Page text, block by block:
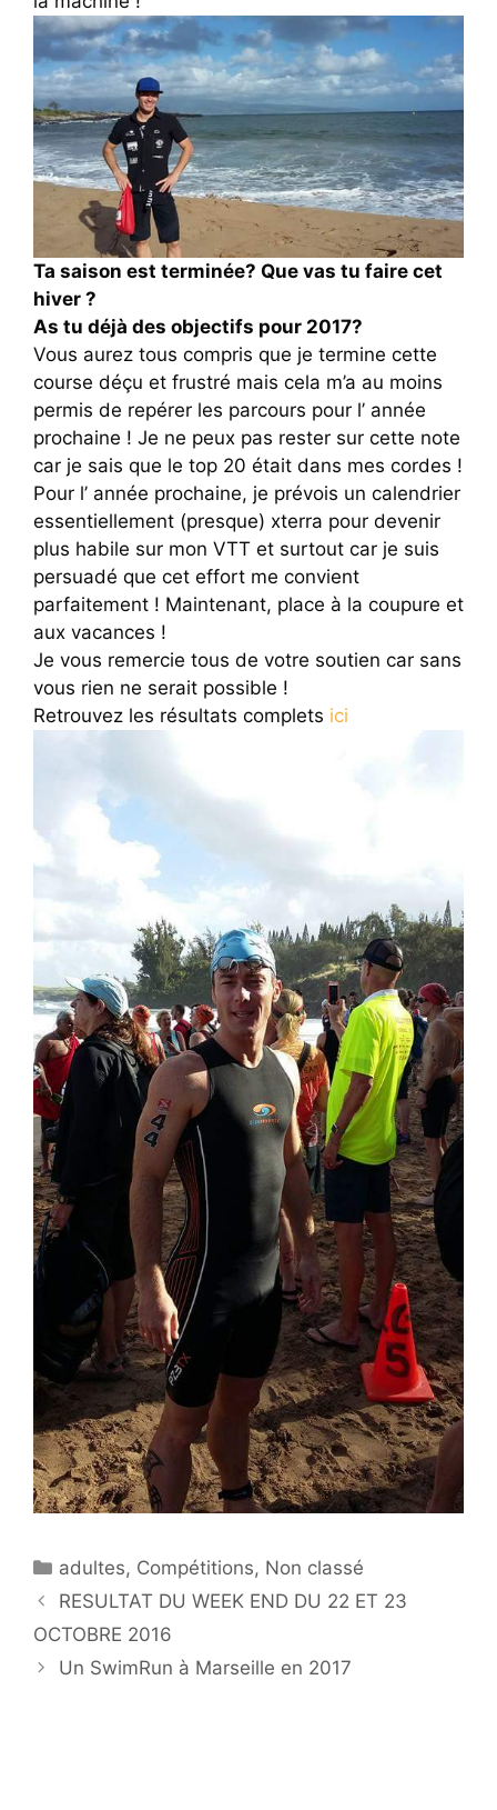
Ta saison est terminée? Que vas tu faire cet
hiver ?
As tu déjà des objectifs pour 2017?
Vous aurez tous compris que je termine cette
course déçu et frustré mais cela m’a au moins
permis de repérer les parcours pour l’ année
prochaine ! Je ne peux pas rester sur cette note
car je sais que le top 20 était dans mes cordes !
Pour l’ année prochaine, je prévois un calendrier
essentiellement (presque) xterra pour devenir
plus habile sur mon VTT et surtout car je suis
persuadé que cet effort me convient
parfaitement ! Maintenant, place à la coupure et
aux vacances !
Je vous remercie tous de votre soutien car sans
vous rien ne serait possible !
Retrouvez les résultats complets ici
Catégories
adultes, Compétitions, Non classé
RESULTAT DU WEEK END DU 22 ET 23
OCTOBRE 2016
Un SwimRun à Marseille en 2017